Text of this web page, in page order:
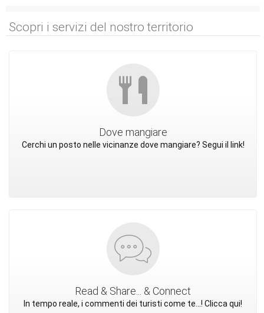
Scopri i servizi del nostro territorio
Dove mangiare
Cerchi un posto nelle vicinanze dove mangiare? Segui il link!
Read & Share... & Connect
In tempo reale, i commenti dei turisti come te...! Clicca qui!